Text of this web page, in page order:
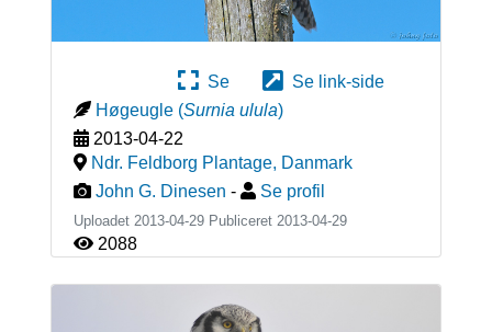
Se
Se link-side
Høgeugle (Surnia ulula)
2013-04-22
Ndr. Feldborg Plantage, Danmark
John G. Dinesen - Se profil
Uploadet 2013-04-29 Publiceret 2013-04-29
2088